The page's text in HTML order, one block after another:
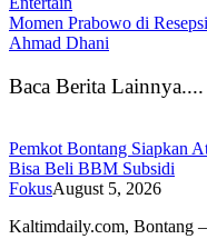
Momen Prabowo di
Ahmad Dhani
Baca Berita Lainnya....
Pemkot Bontang Siapkan
Bisa Beli BBM Subsidi
FokusAugust 5, 2026
Kaltimdaily.com, Bontang